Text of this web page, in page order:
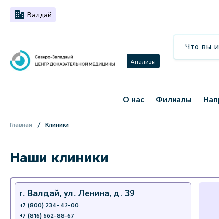
Валдай
Анализы
О нас Филиалы
Главная Клиники
Наши клиники
г. Валдай, ул. Ленина, д. 39
+7 (800) 234-42-00
+7 (816) 662-88-67